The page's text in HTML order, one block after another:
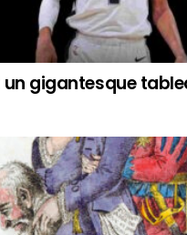
un gigantesque